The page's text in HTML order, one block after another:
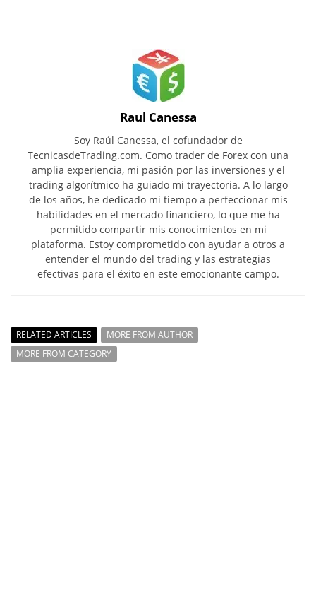
Raul Canessa
Soy Raúl Canessa, el cofundador de
TecnicasdeTrading.com. Como trader de Forex con una
amplia experiencia, mi pasión por las inversiones y el
trading algorítmico ha guiado mi trayectoria. A lo largo
de los años, he dedicado mi tiempo a perfeccionar mis
habilidades en el mercado financiero, lo que me ha
permitido compartir mis conocimientos en mi
plataforma. Estoy comprometido con ayudar a otros a
entender el mundo del trading y las estrategias
efectivas para el éxito en este emocionante campo.
RELATED ARTICLES
MORE FROM AUTHOR
MORE FROM CATEGORY